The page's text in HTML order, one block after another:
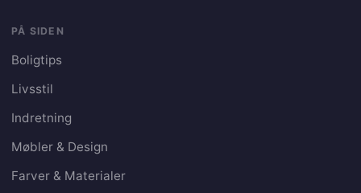
PÅ SIDEN
Boligtips
Livsstil
Indretning
Møbler & Design
Farver & Materialer